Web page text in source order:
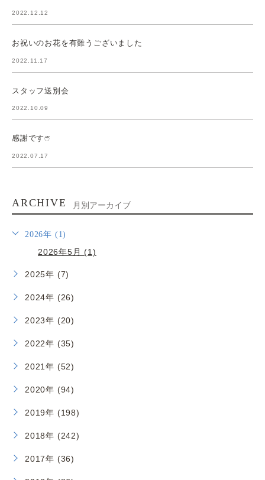
2022.12.12
お祝いのお花を有難うございました
2022.11.17
スタッフ送別会
2022.10.09
感謝ですෆ̈
2022.07.17
ARCHIVE 月別アーカイブ
2026年 (1)
2026年5月 (1)
2025年 (7)
2024年 (26)
2023年 (20)
2022年 (35)
2021年 (52)
2020年 (94)
2019年 (198)
2018年 (242)
2017年 (36)